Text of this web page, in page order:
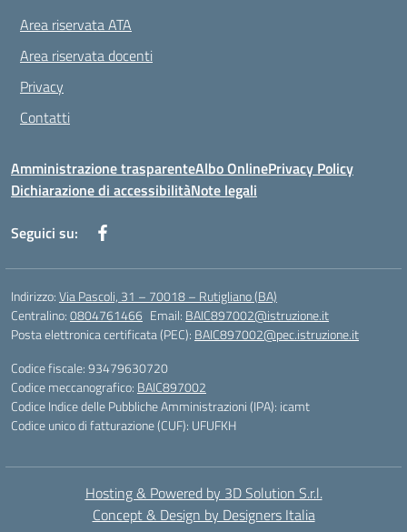
Area riservata ATA
Area riservata docenti
Privacy
Contatti
Amministrazione trasparenteAlbo OnlinePrivacy Policy
Dichiarazione di accessibilitàNote legali
Seguici su:
Indirizzo:Via Pascoli, 31 – 70018 – Rutigliano (BA)
Centralino:0804761466 Email: BAIC897002@istruzione.it
Posta elettronica certificata (PEC): BAIC897002@pec.istruzione.it
Codice fiscale: 93479630720
Codice meccanografico: BAIC897002
Codice Indice delle Pubbliche Amministrazioni (IPA): icamt
Codice unico di fatturazione (CUF): UFUFKH
Hosting & Powered by 3D Solution S.r.l.
Concept & Design by Designers Italia